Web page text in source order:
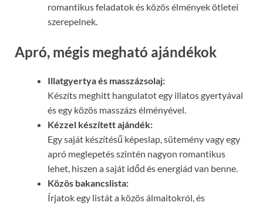
romantikus feladatok és közös élmények ötletei
szerepelnek.
Apró, mégis megható ajándékok
Illatgyertya és masszázsolaj:
Készíts meghitt hangulatot egy illatos gyertyával
és egy közös masszázs élményével.
Kézzel készített ajándék:
Egy saját készítésű képeslap, sütemény vagy egy
apró meglepetés szintén nagyon romantikus
lehet, hiszen a saját időd és energiád van benne.
Közös bakancslista:
Írjatok egy listát a közös álmaitokról, és